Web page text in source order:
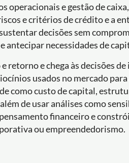
operacionais e gestão de
e critérios de crédito e a
decisões sem
antecipar necessidades de
retorno e chega às decisões
usados no mercado
como custo de capital,
de usar análises como
financeiro e
ou empreendedorismo.